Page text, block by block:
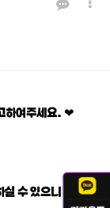
하여주세요. ❤
수 있으니 참고 부